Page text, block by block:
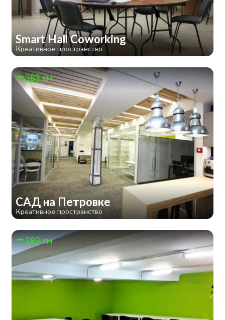
Smart Hall Сoworking
Креативное пространство
383 км
САД на Петровке
Креативное пространство
383 км